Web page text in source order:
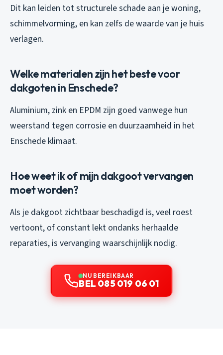
Dit kan leiden tot structurele schade aan je woning,
schimmelvorming, en kan zelfs de waarde van je huis
verlagen.
Welke materialen zijn het beste voor
dakgoten in Enschede?
Aluminium, zink en EPDM zijn goed vanwege hun
weerstand tegen corrosie en duurzaamheid in het
Enschede klimaat.
Hoe weet ik of mijn dakgoot vervangen
moet worden?
Als je dakgoot zichtbaar beschadigd is, veel roest
vertoont, of constant lekt ondanks herhaalde
reparaties, is vervanging waarschijnlijk nodig.
NU BEREIKBAAR
BEL 085 019 06 01